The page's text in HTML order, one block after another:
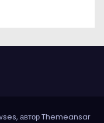
авторThemeansar